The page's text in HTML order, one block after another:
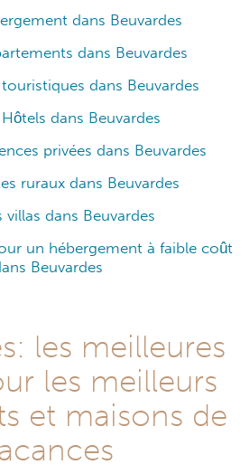
dans Beuvardes
dans Beuvardes
dans Beuvardes
dans Beuvardes
privées dans Beuvardes
ruraux dans Beuvardes
villas dans Beuvardes
un hébergement à faible coût
Beuvardes
les meilleures
les meilleurs
et maisons de